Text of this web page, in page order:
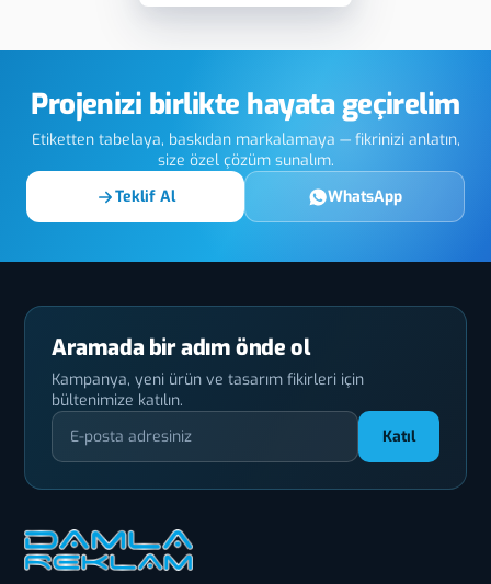
Projenizi birlikte hayata geçirelim
Etiketten tabelaya, baskıdan markalamaya — fikrinizi anlatın,
size özel çözüm sunalım.
Teklif Al
WhatsApp
Aramada bir adım önde ol
Kampanya, yeni ürün ve tasarım fikirleri için
bültenimize katılın.
Katıl